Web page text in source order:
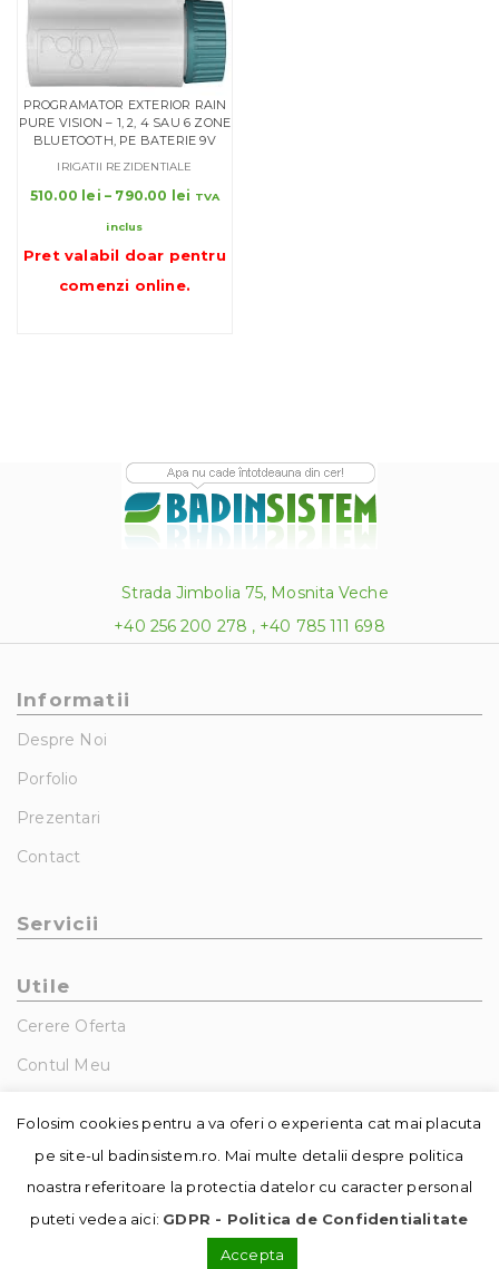
PROGRAMATOR EXTERIOR RAIN
PURE VISION – 1, 2, 4 SAU 6 ZONE
BLUETOOTH, PE BATERIE 9V
IRIGATII REZIDENTIALE
510.00 lei – 790.00 lei
510.00 lei
TVA
inclus
Pret valabil doar pentru
comenzi online.
Strada Jimbolia 75, Mosnita Veche
+40 256 200 278 , +40 785 111 698
Informatii
Despre Noi
Porfolio
Prezentari
Contact
Servicii
Utile
Cerere Oferta
Contul Meu
© Copyright - Badin Sistem | realizat de
Folosim cookies pentru a va oferi o experienta cat mai placuta
pe site-ul badinsistem.ro. Mai multe detalii despre politica
noastra referitoare la protectia datelor cu caracter personal
puteti vedea aici: GDPR - Politica de Confidentialitate
Accepta